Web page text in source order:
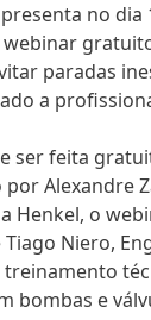
no dia
paradas
a
ser feita
Alexandre
Henkel, o
Niero,
bombas e